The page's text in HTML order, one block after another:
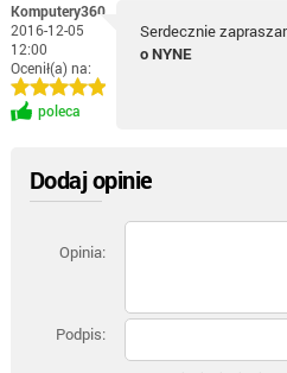
Komputery360
2016-12-05
12:00
Ocenił(a) na:
poleca
Serdecznie
o NYNE
Dodaj opinie
Opinia:
Podpis: